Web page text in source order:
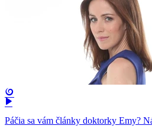
Páčia sa vám články doktorky Emy?